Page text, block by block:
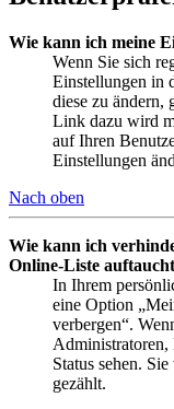
Wie kann ich meine
Wenn Sie sich
Einstellungen in
diese zu ändern,
Link dazu wird
auf Ihren
Einstellungen
Nach oben
Wie kann ich
Online-Liste
In Ihrem
eine Option
verbergen“.
Administratoren,
Status sehen.
gezählt.